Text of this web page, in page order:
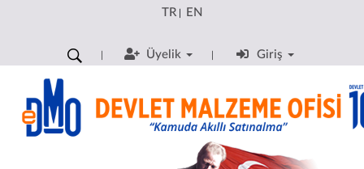
TR| EN
Üyelik Giriş